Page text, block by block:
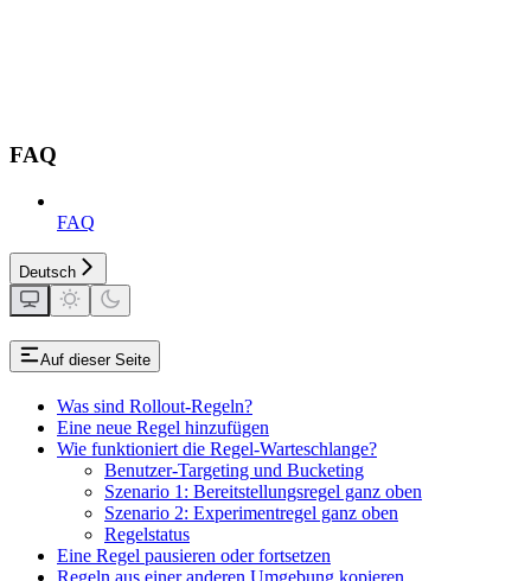
FAQ
FAQ
Deutsch
Auf dieser Seite
Was sind Rollout-Regeln?
Eine neue Regel hinzufügen
Wie funktioniert die Regel-Warteschlange?
Benutzer-Targeting und Bucketing
Szenario 1: Bereitstellungsregel ganz oben
Szenario 2: Experimentregel ganz oben
Regelstatus
Eine Regel pausieren oder fortsetzen
Regeln aus einer anderen Umgebung kopieren